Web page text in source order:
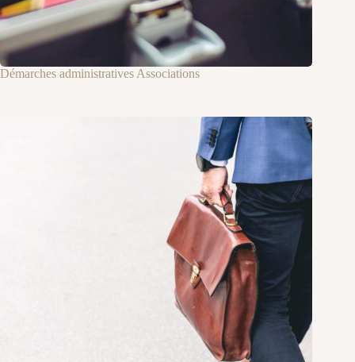
Démarches administratives Associations